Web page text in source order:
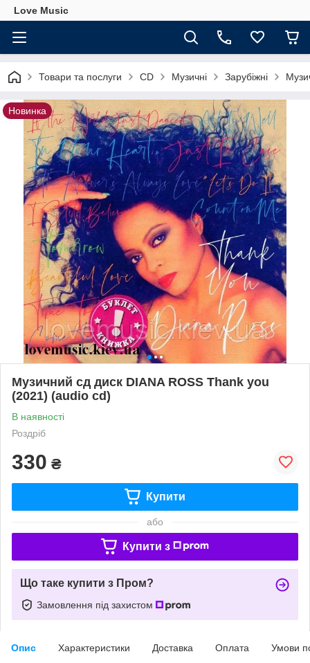
Love Music
Товари та послуги CD Музичні Зарубіжні
Новинка
Музичний сд диск DIANA ROSS Thank you
(2021) (audio cd)
В наявності
Роздріб
330 ₴
Купити
або
Купити з
Що таке купити з Пром?
Замовлення під захистом
Опис Характеристики Доставка Оплата Умови